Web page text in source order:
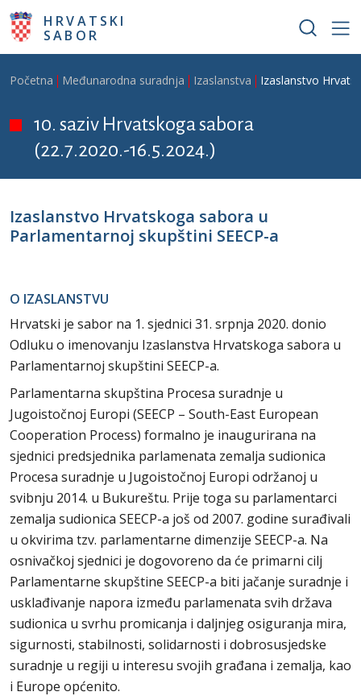
Skoči na glavni sadržaj
HRVATSKI
SABOR
Breadcrumb
Početna Međunarodna suradnja Izaslanstva Izaslanstvo
10. saziv Hrvatskoga sabora
(22.7.2020.-16.5.2024.)
Izaslanstvo Hrvatskoga sabora u
Parlamentarnoj skupštini SEECP-a
O IZASLANSTVU
Hrvatski je sabor na 1. sjednici 31. srpnja 2020. donio
Odluku o imenovanju Izaslanstva Hrvatskoga sabora u
Parlamentarnoj skupštini SEECP-a.
Parlamentarna skupština Procesa suradnje u
Jugoistočnoj Europi (SEECP – South-East European
Cooperation Process) formalno je inaugurirana na
sjednici predsjednika parlamenata zemalja sudionica
Procesa suradnje u Jugoistočnoj Europi održanoj u
svibnju 2014. u Bukureštu. Prije toga su parlamentarci
zemalja sudionica SEECP-a još od 2007. godine surađivali
u okvirima tzv. parlamentarne dimenzije SEECP-a. Na
osnivačkoj sjednici je dogovoreno da će primarni cilj
Parlamentarne skupštine SEECP-a biti jačanje suradnje i
usklađivanje napora između parlamenata svih država
sudionica u svrhu promicanja i daljnjeg osiguranja mira,
sigurnosti, stabilnosti, solidarnosti i dobrosusjedske
suradnje u regiji u interesu svojih građana i zemalja, kao
i Europe općenito.